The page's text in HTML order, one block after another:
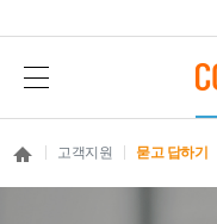
고객지원 묻고 답하기